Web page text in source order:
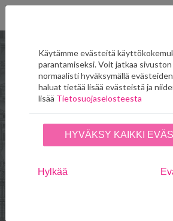
Verkkokauppa
Seinäruusu
Edustukset
Käytämme evästeitä
parantamiseksi. Voit jatkaa
normaalisti hyväksymällä
haluat tietää lisää evästeistä ja
lisää Tietosuojaselosteesta
HYVÄKSY KAIKKI
Hylkää